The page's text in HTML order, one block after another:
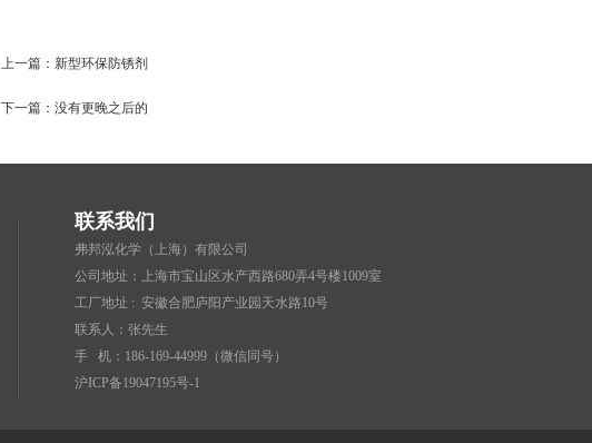
上一篇： 新型环保防锈剂
下一篇：没有更晚之后的
联系我们
弗邦泓化学（上海）有限公司
公司地址：上海市宝山区水产西路680弄4号楼1009室
工厂地址 : 安徽合肥庐阳产业园天水路10号
联系人：张先生
手 机：186-169-44999（微信同号）
沪ICP备19047195号-1